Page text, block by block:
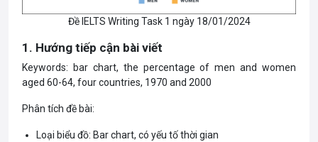
Đề IELTS Writing Task 1 ngày 18/01/2024
1. Hướng tiếp cận bài viết
Keywords: bar chart, the percentage of men and women
aged 60-64, four countries, 1970 and 2000
Phân tích đề bài:
Loại biểu đồ: Bar chart, có yếu tố thời gian